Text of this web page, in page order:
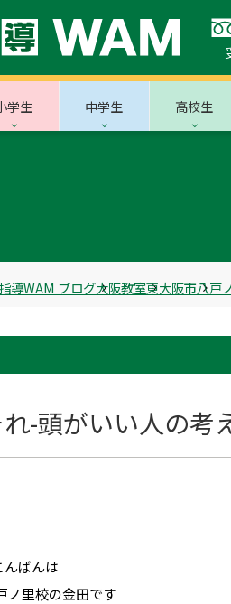
学生 中学生 高校生
導WAM ブログ大阪教室東大阪市八戸
れ-頭がいい人の考
ばんは
ノ里校の金田です